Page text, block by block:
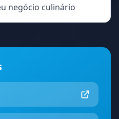
negócio culinário